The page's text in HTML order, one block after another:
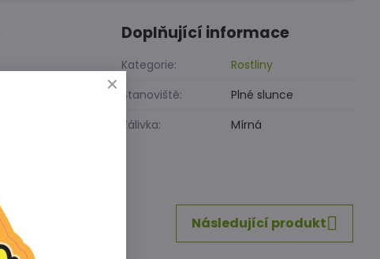
Doplňující informace
Kategorie:
Rostliny
Stanoviště:
Plné slunce
Zálivka:
Mírná
Následující produkt